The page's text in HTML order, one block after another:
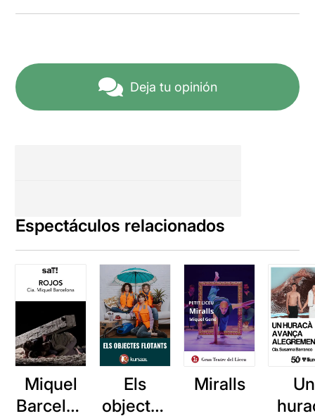
Deja tu opinión
Espectáculos relacionados
Miquel
Barcelon
Els
objectes
Miralls
Un